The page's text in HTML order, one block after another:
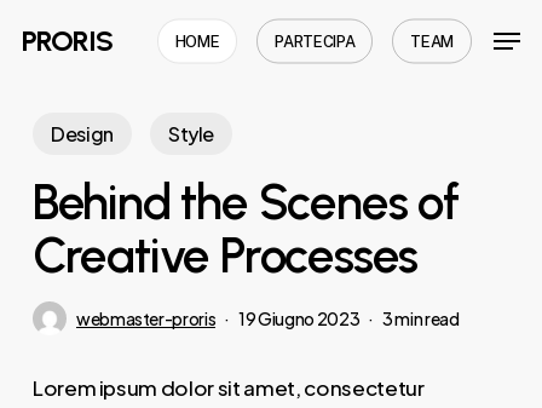
content
PRORIS HOME PARTECIPA TEAM
Design Style
Behind the Scenes of
Creative Processes
webmaster-proris 19 Giugno 2023 3 min read
Lorem ipsum dolor sit amet, consectetur